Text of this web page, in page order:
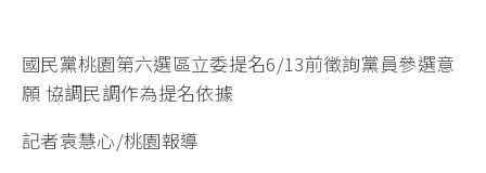
國民黨桃園第六選區立委提名6/13前徵詢黨員參選意
願 協調民調作為提名依據
記者袁慧心/桃園報導